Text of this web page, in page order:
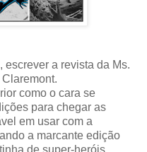
escrever a revista da Ms.
como o cara se
para chegar as
em usar com a
a marcante edição
de super-heróis